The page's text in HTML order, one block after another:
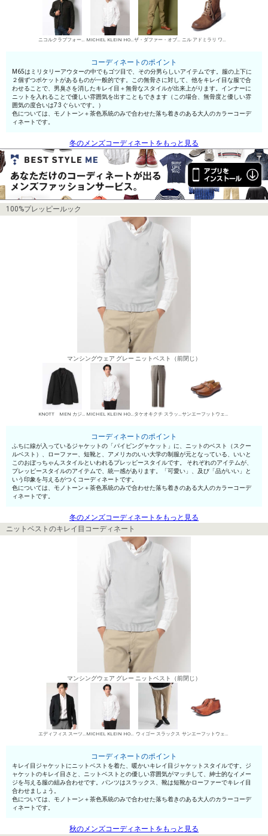
ニコルクラブフォーメン M-65 MICHEL KLEIN HOMME シャツ ザ・ダファー・オブ・セントジョージ チノパン・綿パン ニル アドミラリ ワークブーツ
コーディネートのポイント
M65はミリタリーアウターの中でもゴツ目で、その分男らしいアイテムです。服の上下に
２個ずつポケットがあるものが一般的です。この無骨さに対して、他をキレイ目な服で合
わせることで、男臭さを消したキレイ目＋無骨なスタイルが出来上がります。インナーに
ニットを入れることで優しい雰囲気を出すこともできます（この場合、無骨度と優しい雰
囲気の度合いは7:3ぐらいです。）
色については、モノトーン＋茶色系統のみで合わせた落ち着きのある大人のカラーコーデ
ィネートです。
冬のメンズコーディネートをもっと見る
100%プレッピールック
マンシングウェア グレー ニットベスト（前閉じ）
KNOTT MEN カジュアルジャケット MICHEL KLEIN HOMME シャツ タケオキクチ スラックス サンエーフットウェア ローファー
コーディネートのポイント
ふちに線が入っているジャケットの「パイピングャケット」に、ニットのベスト（スクー
ルベスト）、ローファー、短靴と、アメリカのいい大学の制服が元となっている、いいと
このおぼっちゃんスタイルといわれるプレッピースタイルです。 それぞれのアイテムが、
プレッピースタイルのアイテムで、統一感があります。「可愛い」、及び「品がいい」と
いう印象を与えるがつくコーディネートです。
色については、モノトーン＋茶色系統のみで合わせた落ち着きのある大人のカラーコーデ
ィネートです。
冬のメンズコーディネートをもっと見る
ニットベストのキレイ目コーディネート
マンシングウェア グレー ニットベスト（前閉じ）
エディフィス スーツ系ジャケット MICHEL KLEIN HOMME シャツ ウィゴー スラックス サンエーフットウェア 短靴・レザーシューズ
コーディネートのポイント
キレイ目ジャケットにニットベストを着た、暖かいキレイ目ジャケットスタイルです。ジ
ャケットのキレイ目さと、ニットベストとの優しい雰囲気がマッチして、紳士的なイメー
ジを与える服の組み合わせです。パンツはスラックス、靴は短靴かローファーでキレイ目
合わせましょう。
色については、モノトーン＋茶色系統のみで合わせた落ち着きのある大人のカラーコーデ
ィネートです。
秋のメンズコーディネートをもっと見る